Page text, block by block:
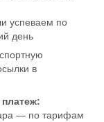
успеваем по
день
в
— по тарифам